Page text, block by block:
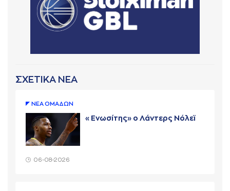
ΣΧΕΤΙΚΑ ΝΕΑ
ΝΕA ΟΜAΔΩΝ
«Ενωσίτης» ο Λάντερς Νόλεϊ
06-08-2026